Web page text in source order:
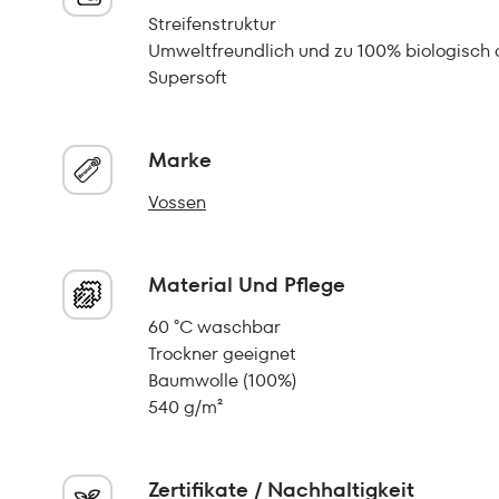
Streifenstruktur
Umweltfreundlich und zu 100%
Supersoft
Marke
Vossen
Material Und Pflege
60 °C waschbar
Trockner geeignet
Baumwolle (100%)
540 g/m²
Zertifikate / Nachhaltigkeit